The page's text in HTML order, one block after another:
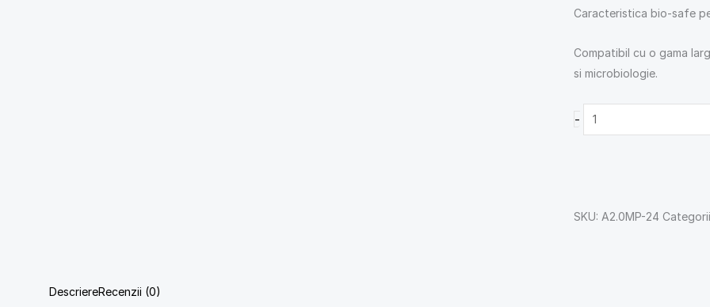
Caracteristica bio-safe
Compatibil cu o gama
si microbiologie.
-
SKU: A2.0MP-24
DescriereRecenzii (0)